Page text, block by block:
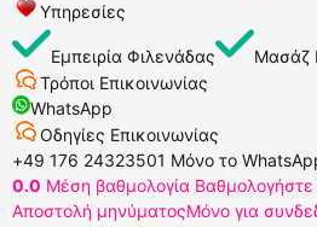
Υπηρεσίες
Εμπειρία Φιλενάδας
Μασάζ
Τρόποι Επικοινωνίας
WhatsApp
Οδηγίες Επικοινωνίας
‪+49 176 24323501‬ Μόνο το
0.0 Μέση βαθμολογία
Αποστολή μηνύματοςΜόνο για